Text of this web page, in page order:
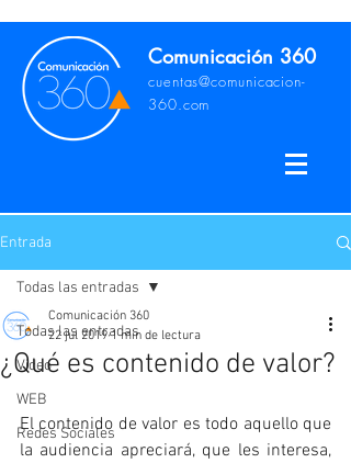
Comunicación 360
cuentas@comunicacion-
360.com
Entrada
Todas las entradas
Video
WEB
Redes Sociales
Todas las entradas
¿Qué es contenido de valor?
Comunicación 360
22 jul 2019 1 min de lectura
El contenido de valor es todo aquello que
la audiencia apreciará, que les interesa,